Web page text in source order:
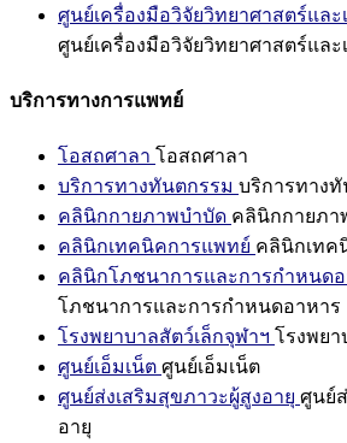
ศูนย์เครื่องมือวิจัยวิทยาศาสตร์และ
ศูนย์เครื่องมือวิจัยวิทยาศาสตร์และ
บริการทางการแพทย์
โอสถศาลา โอสถศาลา
บริการทางทันตกรรม บริการทาง
คลินิกกายภาพบำบัด คลินิกกายภา
คลินิกเทคนิคการแพทย์ คลินิกเทค
คลินิกโภชนาการและการกำหนด
โภชนาการและการกำหนดอาหาร
โรงพยาบาลสัตว์เล็กจุฬาฯ โรงพยา
ศูนย์เอ็มเน็ต ศูนย์เอ็มเน็ต
ศูนย์ส่งเสริมสุขภาวะผู้สูงอายุ ศูนย์
อายุ